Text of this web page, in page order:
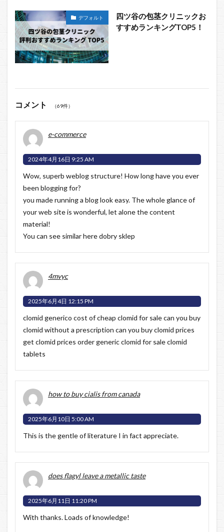
デフォルト
四ツ谷の包茎クリニックお
すすめランキングTOP5！
コメント （69件）
e-commerce
2024年4月16日 9:25 AM
Wow, superb weblog structure! How long have you ever
been blogging for?
you made running a blog look easy. The whole glance of
your web site is wonderful, let alone the content
material!
You can see similar heredobry sklep
4mvyc
2025年6月4日 12:15 PM
clomid generico cost of cheap clomid for sale can you buy
clomid without a prescription can you buy clomid prices
get clomid prices order generic clomid for sale clomid
tablets
how to buy cialis from canada
2025年6月10日 5:00 AM
This is the gentle of literature I in fact appreciate.
does flagyl leave a metallic taste
2025年6月11日 11:20 PM
With thanks. Loads of knowledge!